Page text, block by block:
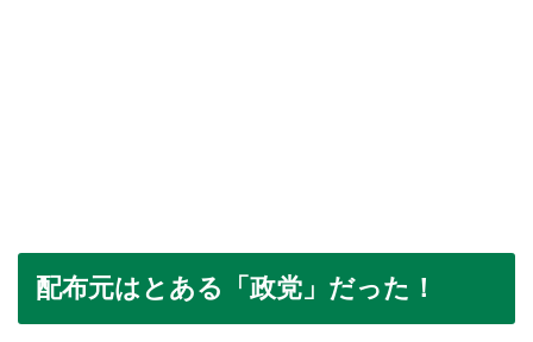
配布元はとある「政党」だった！